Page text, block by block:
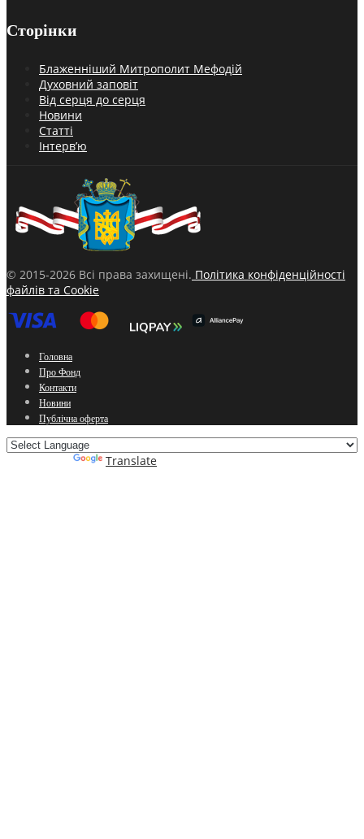
Сторінки
Блаженніший Митрополит Мефодій
Духовний заповіт
Від серця до серця
Новини
Статті
Інтерв’ю
© 2015-2026 Всі права захищені. Політика конфіденційності
файлів та Cookie
Головна
Про Фонд
Контакти
Новини
Публічна оферта
Translate